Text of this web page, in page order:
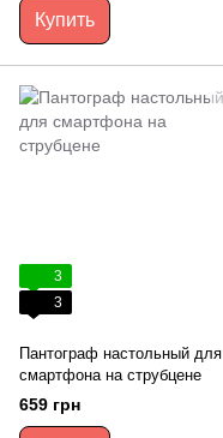
Купить
3
3
Пантограф настольный для
смартфона на струбцене
659 грн